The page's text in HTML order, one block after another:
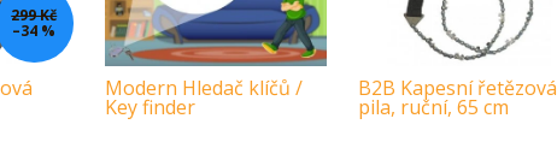
299 Kč
–34 %
Modern Hledač klíčů /
Key finder
B2B Kapesní řetězová
pila, ruční, 65 cm